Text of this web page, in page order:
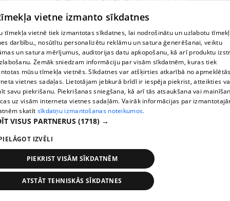
55. epizode
pirms 2 nedēļām, 5 dienām
"Tas ir palīdzi, ja?" Pāvela Karalkina asprātīgā
reakcija uz sievas iepirkšanās paradumiem
43. epizode
vietne izmanto sīkdatnes
tīmekļa vietnē tiek izmantotas sīkdatnes, lai nodrošinātu un uzlabotu
darbību., nosūtītu personalizētu reklāmu un satura ģenerēšanai, veiktu
un satura mērījumus, auditorijas datu apkopošanu, kā arī produktu
Zemāk sniedzam informāciju par visām sīkdatnēm, kuras tiek
mūsu tīmekļa vietnēs. Sīkdatnes var atšķirties atkarībā no
vietnes sadaļas. Lietotājam jebkurā brīdī ir iespēja piekrist, atteikties
savu piekrišanu. Piekrišanas sniegšana, kā arī tās atsaukšana vai
uz visām interneta vietnes sadaļām. Vairāk informācijas par
skatīt sīkdatņu izmantošanas noteikumos.
VISUS PARTNERUS (1718) →
IZVĒLI
PIEKRIST VISĀM SĪKDATNĒM
ATSTĀT TEHNISKĀS SĪKDATNES